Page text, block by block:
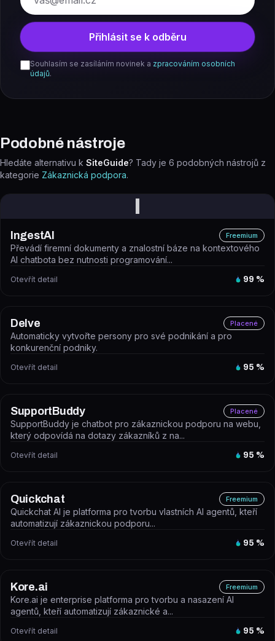
Přihlásit se k odběru
Souhlasím se zasíláním novinek a zpracováním osobních
údajů.
Podobné nástroje
Hledáte alternativu k SiteGuide? Tady je 6 podobných nástrojů z
kategorie Zákaznická podpora.
I
IngestAI Freemium
Převádí firemní dokumenty a znalostní báze na kontextového
AI chatbota bez nutnosti programování...
Otevřít detail 99 %
Delve Placené
Automaticky vytvořte persony pro své podnikání a pro
konkurenční podniky.
Otevřít detail 95 %
SupportBuddy Placené
SupportBuddy je chatbot pro zákaznickou podporu na webu,
který odpovídá na dotazy zákazníků z na...
Otevřít detail 95 %
Quickchat Freemium
Quickchat AI je platforma pro tvorbu vlastních AI agentů, kteří
automatizují zákaznickou podporu...
Otevřít detail 95 %
Kore.ai Freemium
Kore.ai je enterprise platforma pro tvorbu a nasazení AI
agentů, kteří automatizují zákaznické a...
Otevřít detail 95 %